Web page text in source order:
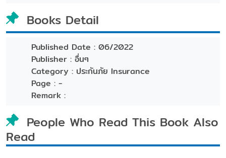
Books Detail
Published Date : 06/2022
Publisher : อื่นๆ
Category : ประกันภัย Insurance
Page : -
Remark :
People Who Read This Book Also
Read